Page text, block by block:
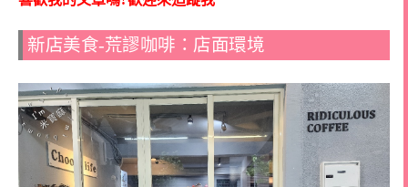
新店美食-荒謬咖啡：店面環境